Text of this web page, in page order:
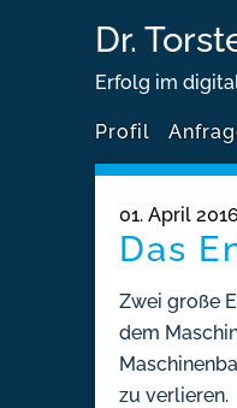
Dr.
Erfolg im
Profil
01. April 2016
Das
Zwei große
dem
zu verlieren.